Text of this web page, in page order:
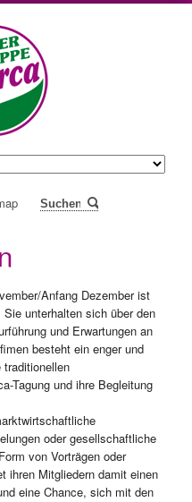
Anfang Dezember ist
unterhalten sich über den
und Erwartungen an
besteht ein enger und
Tagung und ihre Begleitung
oder gesellschaftliche
von Vorträgen oder
ihren Mitgliedern damit einen
eine Chance, sich mit den